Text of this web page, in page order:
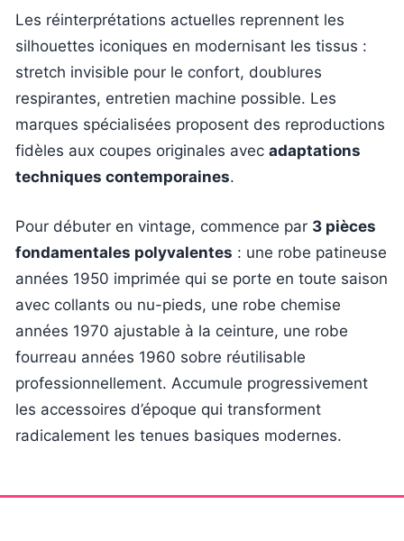
Les réinterprétations actuelles reprennent les
silhouettes iconiques en modernisant les tissus :
stretch invisible pour le confort, doublures
respirantes, entretien machine possible. Les
marques spécialisées proposent des reproductions
fidèles aux coupes originales avec adaptations
techniques contemporaines.
Pour débuter en vintage, commence par 3 pièces
fondamentales polyvalentes : une robe patineuse
années 1950 imprimée qui se porte en toute saison
avec collants ou nu-pieds, une robe chemise
années 1970 ajustable à la ceinture, une robe
fourreau années 1960 sobre réutilisable
professionnellement. Accumule progressivement
les accessoires d’époque qui transforment
radicalement les tenues basiques modernes.